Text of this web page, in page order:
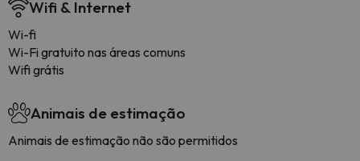
Wifi & Internet
Wi-fi
Wi-Fi gratuito nas áreas comuns
Wifi grátis
Animais de estimação
Animais de estimação não são permitidos